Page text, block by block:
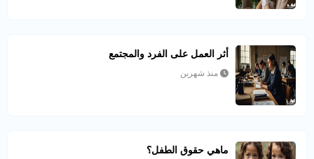
أثر العمل على الفرد والمجتمع
منذ شهرين
ماهي حقوق الطفل؟